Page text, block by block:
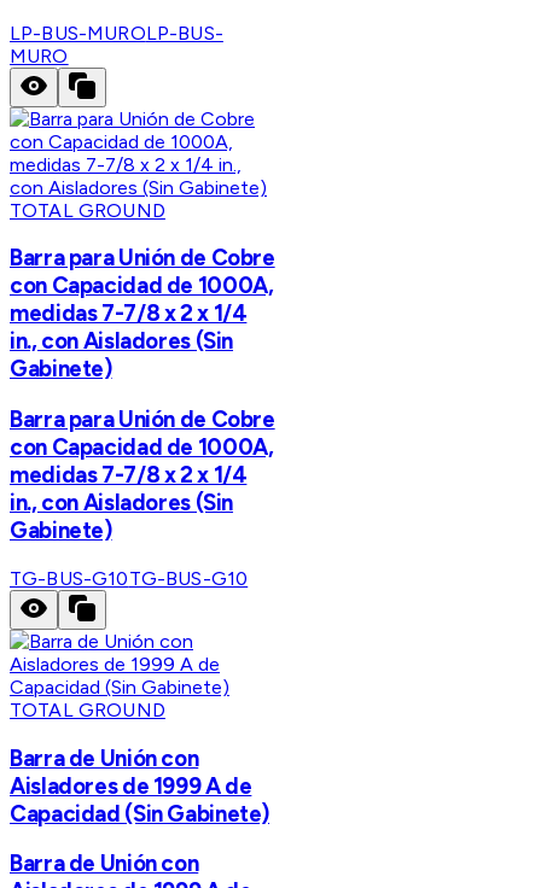
LP-BUS-MUROLP-BUS-
MURO
TOTAL GROUND
Barra para Unión de Cobre
con Capacidad de 1000A,
medidas 7-7/8 x 2 x 1/4
in., con Aisladores (Sin
Gabinete)
Barra para Unión de Cobre
con Capacidad de 1000A,
medidas 7-7/8 x 2 x 1/4
in., con Aisladores (Sin
Gabinete)
TG-BUS-G10TG-BUS-G10
TOTAL GROUND
Barra de Unión con
Aisladores de 1999 A de
Capacidad (Sin Gabinete)
Barra de Unión con